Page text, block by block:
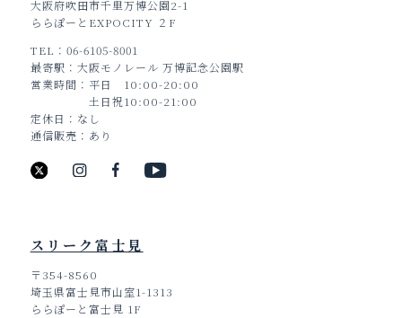
大阪府吹田市千里万博公園2-1
ららぽーとEXPOCITY ２F
TEL
06-6105-8001
最寄駅
大阪モノレール 万博記念公園駅
営業時間
平日 10:00-20:00
土日祝10:00-21:00
定休日
なし
通信販売
あり
スリーク富士見
〒354-8560
埼玉県富士見市山室1-1313
ららぽーと富士見 1F